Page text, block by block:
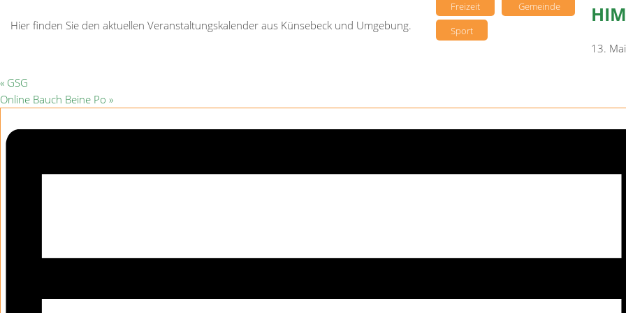
Hier finden Sie den aktuellen Veranstaltungskalender aus Künsebeck und Umgebung.
Freizeit
Gemeinde
Sport
13.
« GSG
Online Bauch Beine Po »